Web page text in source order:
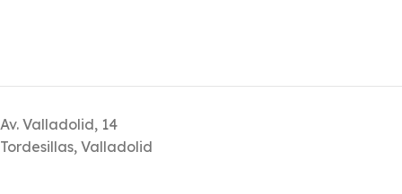
Av. Valladolid, 14
Tordesillas, Valladolid